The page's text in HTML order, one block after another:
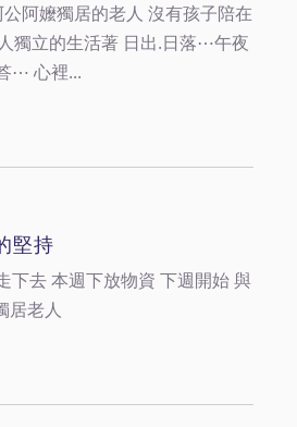
阿嬤獨居的老人 沒有孩子陪在
獨立的生活著 日出.日落⋯午夜
⋯ 心裡...
堅持
下去 本週下放物資 下週開始 與
居老人